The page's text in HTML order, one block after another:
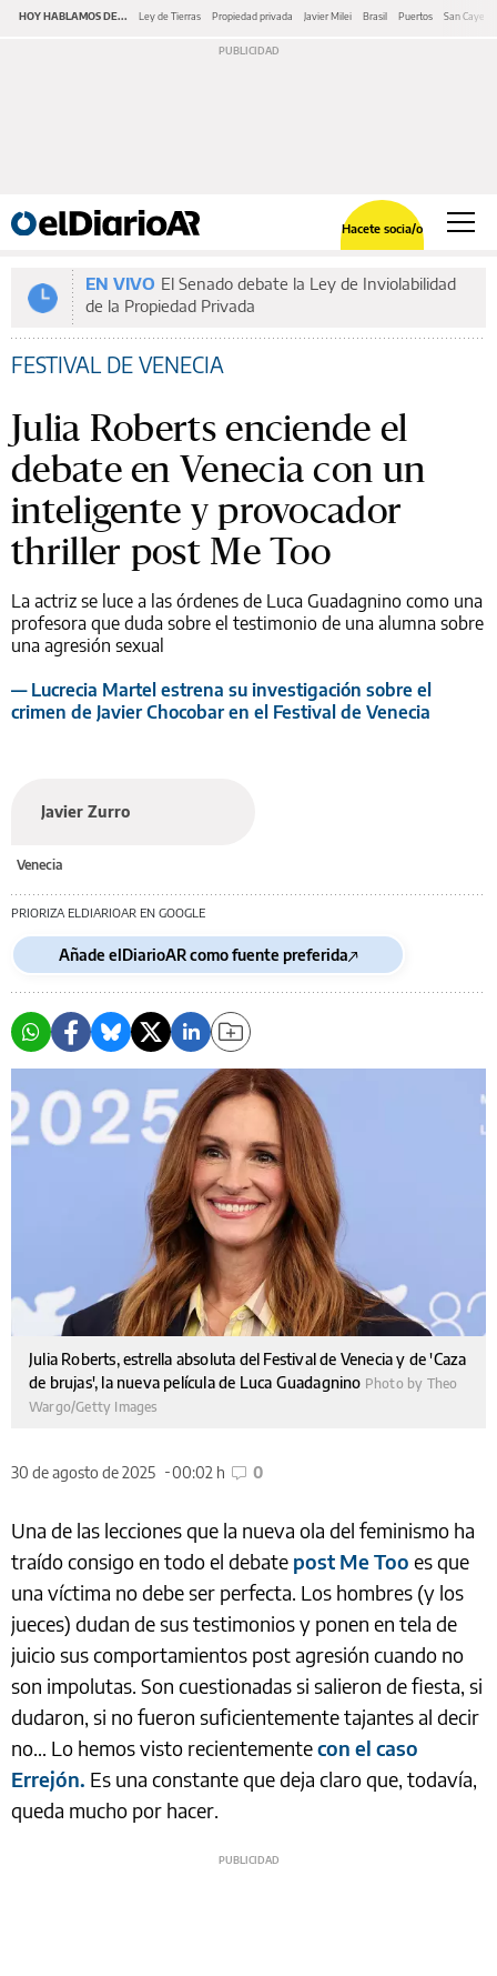
HOY HABLAMOS DE... Ley de Tierras Propiedad privada Javier Milei Brasil Puertos San
Hacete socia/o
EN VIVO El Senado debate la Ley de Inviolabilidad
de la Propiedad Privada
FESTIVAL DE VENECIA
Julia Roberts enciende el
debate en Venecia con un
inteligente y provocador
thriller post Me Too
La actriz se luce a las órdenes de Luca Guadagnino como una
profesora que duda sobre el testimonio de una alumna sobre
una agresión sexual
— Lucrecia Martel estrena su investigación sobre el
crimen de Javier Chocobar en el Festival de Venecia
Javier Zurro
Venecia
PRIORIZA ELDIARIOAR EN GOOGLE
Añade elDiarioAR como fuente preferida
Julia Roberts, estrella absoluta del Festival de Venecia y de 'Caza
de brujas', la nueva película de Luca Guadagnino Photo by Theo
Wargo/Getty Images
30 de agosto de 2025 00:02 h 0
Una de las lecciones que la nueva ola del feminismo ha
traído consigo en todo el debate post Me Too es que
una víctima no debe ser perfecta. Los hombres (y los
jueces) dudan de sus testimonios y ponen en tela de
juicio sus comportamientos post agresión cuando no
son impolutas. Son cuestionadas si salieron de fiesta, si
dudaron, si no fueron suficientemente tajantes al decir
no… Lo hemos visto recientementecon el caso
Errejón. Es una constante que deja claro que, todavía,
queda mucho por hacer.